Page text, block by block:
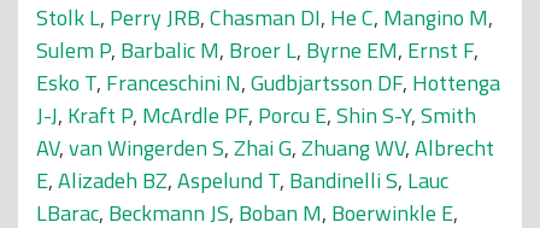
Stolk L, Perry JRB,Chasman DI, He C, Mangino M,
Sulem P, Barbalic M, Broer L, Byrne EM, Ernst F,
Esko T, Franceschini N,Gudbjartsson DF, Hottenga
J-J, Kraft P, McArdle PF, Porcu E,Shin S-Y,Smith
AV,van Wingerden S,Zhai G,Zhuang WV,Albrecht
E,Alizadeh BZ,Aspelund T, Bandinelli S, Lauc
LBarac, Beckmann JS, Boban M, Boerwinkle E,